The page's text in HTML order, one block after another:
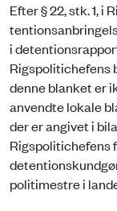
Efter § 22, stk. 1,
i
Rigspolitichefens
denne blanket er
anvendte lokale
der er angivet i
Rigspolitichefens
politimestre i